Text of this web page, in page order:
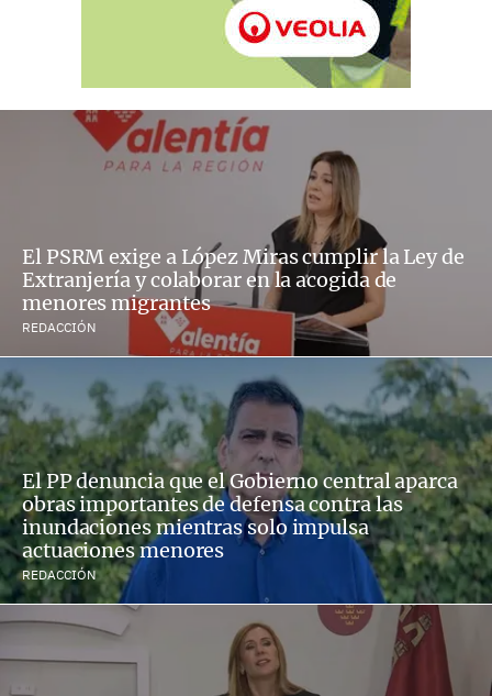
El PSRM exige a López Miras cumplir la Ley de
Extranjería y colaborar en la acogida de
menores migrantes
REDACCIÓN
El PP denuncia que el Gobierno central aparca
obras importantes de defensa contra las
inundaciones mientras solo impulsa
actuaciones menores
REDACCIÓN